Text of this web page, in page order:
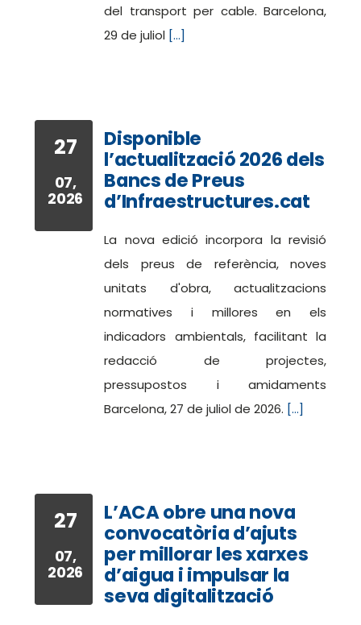
del transport per cable. Barcelona,
29 de juliol [...]
27
07,
2026
Disponible
l’actualització 2026 dels
Bancs de Preus
d’Infraestructures.cat
La nova edició incorpora la revisió
dels preus de referència, noves
unitats d'obra, actualitzacions
normatives i millores en els
indicadors ambientals, facilitant la
redacció de projectes,
pressupostos i amidaments
Barcelona, 27 de juliol de 2026. [...]
27
07,
2026
L’ACA obre una nova
convocatòria d’ajuts
per millorar les xarxes
d’aigua i impulsar la
seva digitalització